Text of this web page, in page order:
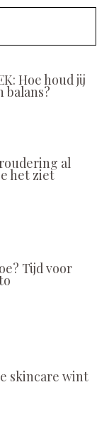
Hoe houd jij
balans?
al
het ziet
Tijd voor
skincare wint